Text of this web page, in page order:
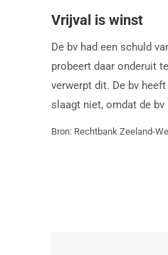
Vrijval is winst
De bv had een schuld
probeert daar onderuit
verwerpt dit. De bv
slaagt niet, omdat de
Bron: Rechtbank Zeeland-